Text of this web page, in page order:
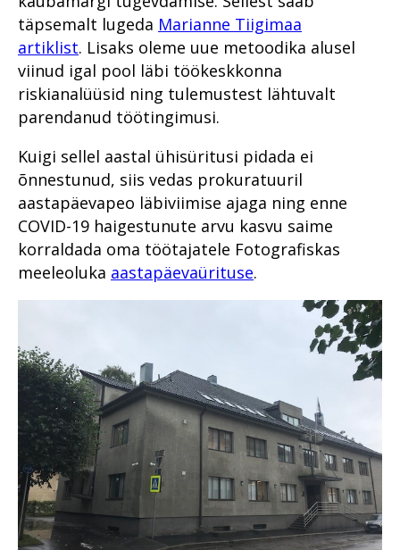
Jehoova tunnistajast ema
keelas vastsündinu
päästmise vereülekandega
Mäo tulistamine
Süüdistusosakond aastal
2019
Avalike suhete osakond
aastal 2019
2019
Haldusosakond aastal 2019
Rahvusvaheline koostöö 2019
Valmisid prokuröride
kompetentsimudelid
Prokuratuuri aasta numbrites
Millised on kõige mõjukamad
lood?
Rahvusvaheline koostöö
Prokuratuuri aastaraamat
2017
Ühenda prokurör tema
lemmikuga
Juhuslik vihje viis südametu
kotijooksja tabamiseni
Aasta prokurör ja aasta
ametnik
Rahvusvaheline koostöö
Prokuratuuri panus
õigusloomesse
Prokuratuuri aastaraamat
2016
täpsemalt lugeda Marianne Tiigimaa
artiklist. Lisaks oleme uue metoodika alusel
viinud igal pool läbi töökeskkonna
riskianalüüsid ning tulemustest lähtuvalt
parendanud töötingimusi.
Kuigi sellel aastal ühisüritusi pidada ei
õnnestunud, siis vedas prokuratuuril
aastapäevapeo läbiviimise ajaga ning enne
COVID-19 haigestunute arvu kasvu saime
korraldada oma töötajatele Fotografiskas
meeleoluka aastapäevaürituse.